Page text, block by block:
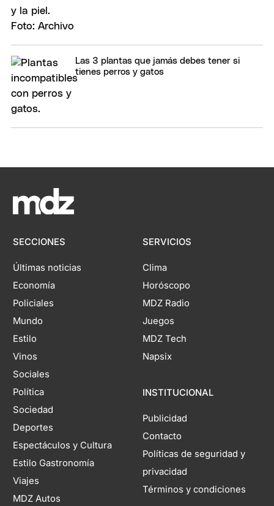
Las 3 plantas que jamás debes tener si
tienes perros y gatos
SECCIONES
Últimas noticias
Economía
Policiales
Mundo
Estilo
Vinos
Sociales
Política
Sociedad
Deportes
Espectáculos y Cultura
Estilo Gastronomía
Viajes
MDZ Autos
SERVICIOS
Clima
Horóscopo
MDZ Radio
Juegos
MDZ Tech
Napsix
INSTITUCIONAL
Publicidad
Contacto
Políticas de seguridad y
privacidad
Términos y condiciones